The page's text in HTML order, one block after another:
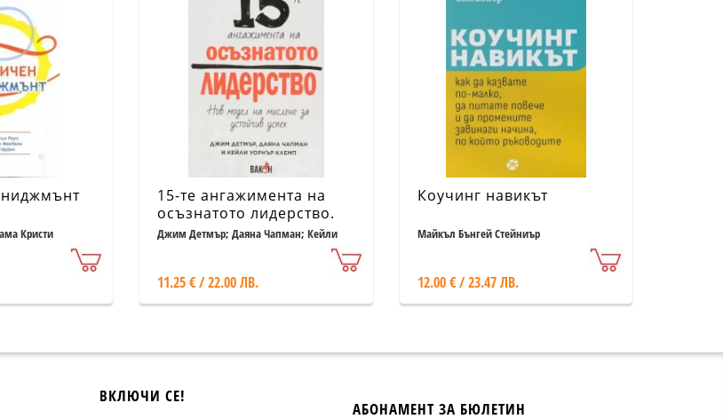
Кристи
15-те ангажимента на
осъзнатото лидерство.
Нов модел на мислене и
Джим Детмър; Даяна Чапман; Кейли
11.25 € / 22.00 ЛВ.
Коучинг навикът
Майкъл Бънгей Стейниър
12.00 € / 23.47 ЛВ.
ВКЛЮЧИ СЕ!
АБОНАМЕНТ ЗА БЮЛЕТИН